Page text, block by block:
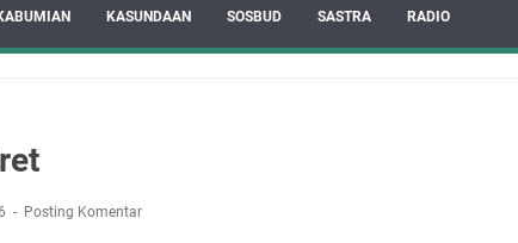
KASUNDAAN SOSBUD SASTRA RADIO
Posting Komentar